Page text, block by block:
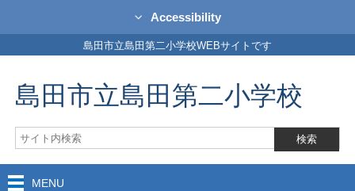
Accessibility
島田市立島田第二小学校WEBサイトです
島田市立島田第二小学校
MENU